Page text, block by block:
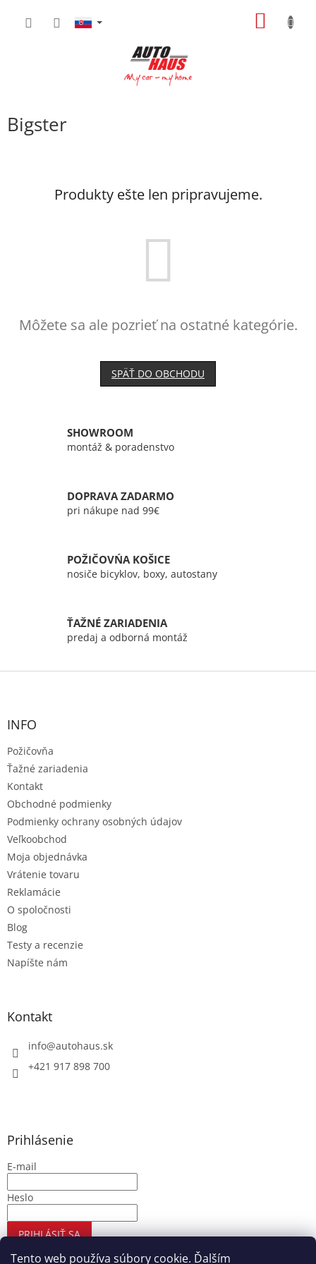
Tento web používa súbory cookie. Ďalším
Bigster
Produkty ešte len pripravujeme.
Môžete sa ale pozrieť na ostatné kategórie.
SPÄŤ DO OBCHODU
SHOWROOM
montáž & poradenstvo
DOPRAVA ZADARMO
pri nákupe nad 99€
POŽIČOVŃA KOŠICE
nosiče bicyklov, boxy, autostany
ŤAŽNÉ ZARIADENIA
predaj a odborná montáž
Z
INFO
Požičovňa
Ťažné zariadenia
Kontakt
Obchodné podmienky
Podmienky ochrany osobných údajov
Veľkoobchod
Moja objednávka
Vrátenie tovaru
Reklamácie
O spoločnosti
Blog
Testy a recenzie
Napíšte nám
Kontakt
info@autohaus.sk
+421 917 898 700
Prihlásenie
E-mail
Heslo
PRIHLÁSIŤ SA
Nová registrácia Zabudnuté heslo